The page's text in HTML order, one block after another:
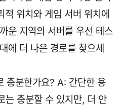
위치와 게임 서버 위치에
운 지역의 서버를 우선 테스
에 더 나은 경로를 찾으세
충분한가요? A: 간단한 용
는 충분할 수 있지만, 더 안